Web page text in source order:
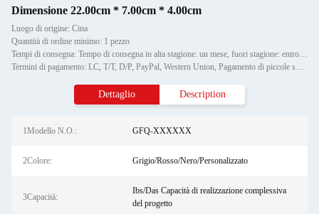
Dimensione 22.00cm * 7.00cm * 4.00cm
Luogo di origine: Cina
Quantità di ordine minimo: 1 pezzo
Tempi di consegna: Tempo di consegna in alta stagione: un mese, fuori stagione: entro 15 giorni lavorativi
Termini di pagamento: LC, T/T, D/P, PayPal, Western Union, Pagamento di piccole somme, Money Gram
Dettaglio Description
1Modello N.O.: GFQ-XXXXXX
2Colore: Grigio/Rosso/Nero/Personalizzato
3Capacità:
Ibs/Das Capacità di realizzazione complessiva
del progetto